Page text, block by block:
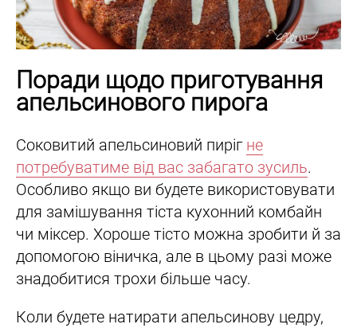
Поради щодо приготування
апельсинового пирога
Соковитий апельсиновий пиріг не
потребуватиме від вас забагато зусиль.
Особливо якщо ви будете використовувати
для замішування тіста кухонний комбайн
чи міксер. Хороше тісто можна зробити й за
допомогою віничка, але в цьому разі може
знадобитися трохи більше часу.
Коли будете натирати апельсинову цедру,